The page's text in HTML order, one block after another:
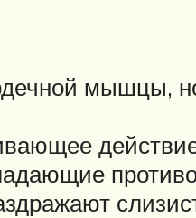
мышцы,